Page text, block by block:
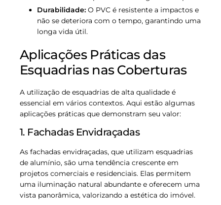
Durabilidade: O PVC é resistente a impactos e
não se deteriora com o tempo, garantindo uma
longa vida útil.
Aplicações Práticas das
Esquadrias nas Coberturas
A utilização de esquadrias de alta qualidade é
essencial em vários contextos. Aqui estão algumas
aplicações práticas que demonstram seu valor:
1. Fachadas Envidraçadas
As fachadas envidraçadas, que utilizam esquadrias
de alumínio, são uma tendência crescente em
projetos comerciais e residenciais. Elas permitem
uma iluminação natural abundante e oferecem uma
vista panorâmica, valorizando a estética do imóvel.